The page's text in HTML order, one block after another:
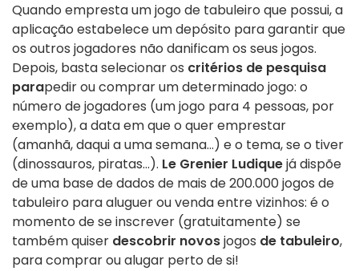
Quando empresta um jogo de tabuleiro que possui, a
aplicação estabelece um depósito para garantir que
os outros jogadores não danificam os seus jogos.
Depois, basta selecionar os critérios de pesquisa
parapedir ou comprar um determinado jogo: o
número de jogadores (um jogo para 4 pessoas, por
exemplo), a data em que o quer emprestar
(amanhã, daqui a uma semana...) e o tema, se o tiver
(dinossauros, piratas...). Le Grenier Ludiquejá dispõe
de uma base de dados de mais de 200.000 jogos de
tabuleiro para aluguer ou venda entre vizinhos: é o
momento de se inscrever (gratuitamente) se
também quiser descobrir novosjogos de tabuleiro,
para comprar ou alugar perto de si!